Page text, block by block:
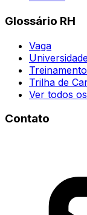
Glossário RH
Vaga
Trilha de
Ver todos
Contato